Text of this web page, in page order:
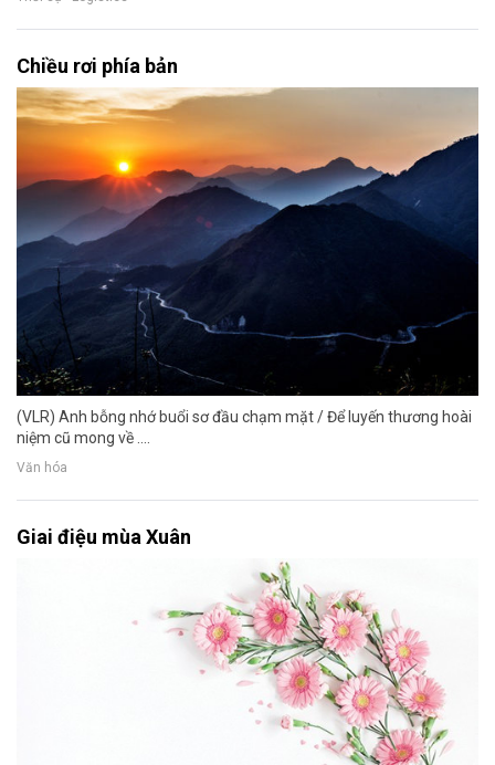
Chiều rơi phía bản
(VLR) Anh bỗng nhớ buổi sơ đầu chạm mặt / Để luyến thương hoài
niệm cũ mong về ....
Văn hóa
Giai điệu mùa Xuân